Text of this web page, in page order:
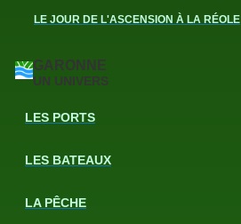
LE JOUR DE L'ASCENSION À LA RÉOLE
GARONNE
UN UNIVERS
LES PORTS
LES BATEAUX
LA PÊCHE